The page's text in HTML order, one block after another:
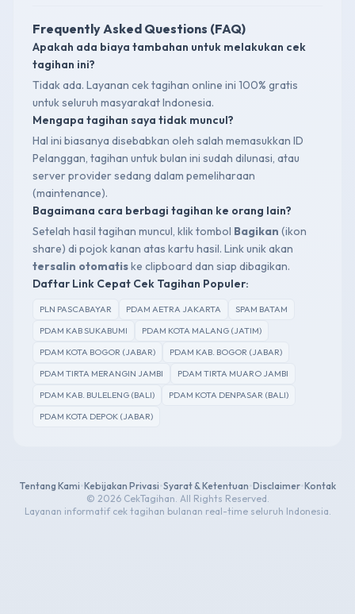
Frequently Asked Questions (FAQ)
Apakah ada biaya tambahan untuk melakukan cek
tagihan ini?
Tidak ada. Layanan cek tagihan online ini 100% gratis
untuk seluruh masyarakat Indonesia.
Mengapa tagihan saya tidak muncul?
Hal ini biasanya disebabkan oleh salah memasukkan ID
Pelanggan, tagihan untuk bulan ini sudah dilunasi, atau
server provider sedang dalam pemeliharaan
(maintenance).
Bagaimana cara berbagi tagihan ke orang lain?
Setelah hasil tagihan muncul, klik tombol Bagikan (ikon
share) di pojok kanan atas kartu hasil. Link unik akan
tersalin otomatiske clipboard dan siap dibagikan.
Daftar Link Cepat Cek Tagihan Populer:
PLN PASCABAYAR PDAM AETRA JAKARTA
SPAM BATAM
PDAM KAB SUKABUMI
PDAM KOTA MALANG (JATIM)
PDAM KOTA BOGOR (JABAR)
PDAM KAB. BOGOR (JABAR)
PDAM TIRTA MERANGIN JAMBI
PDAM TIRTA MUARO JAMBI
PDAM KAB. BULELENG (BALI)
PDAM KOTA DENPASAR (BALI)
PDAM KOTA DEPOK (JABAR)
Tentang Kami •Kebijakan Privasi •Syarat & Ketentuan •Disclaimer•Kontak
© 2026 CekTagihan. All Rights Reserved.
Layanan informatif cek tagihan bulanan real-time seluruh Indonesia.